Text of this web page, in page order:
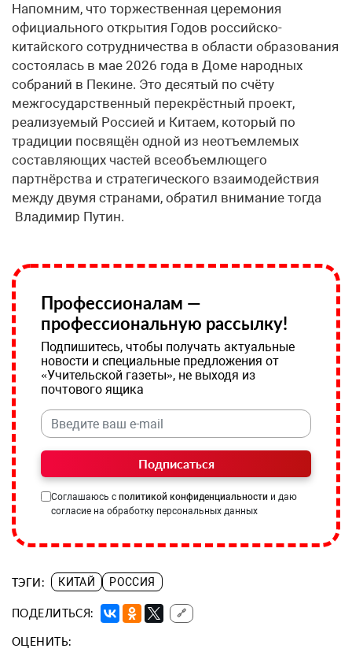
Напомним, что торжественная церемония
официального открытия Годов российско-
китайского сотрудничества в области образования
состоялась в мае 2026 года в Доме народных
собраний в Пекине. Это десятый по счёту
межгосударственный перекрёстный проект,
реализуемый Россией и Китаем, который по
традиции посвящён одной из неотъемлемых
составляющих частей всеобъемлющего
партнёрства и стратегического взаимодействия
между двумя странами, обратил внимание тогда
Владимир Путин.
Профессионалам —
профессиональную рассылку!
Подпишитесь, чтобы получать актуальные
новости и специальные предложения от
«Учительской газеты», не выходя из
почтового ящика
Подписаться
Соглашаюсь с политикой конфиденциальности и даю
согласие на обработку персональных данных
ТЭГИ: КИТАЙ РОССИЯ
ПОДЕЛИТЬСЯ: 🔗
ОЦЕНИТЬ: